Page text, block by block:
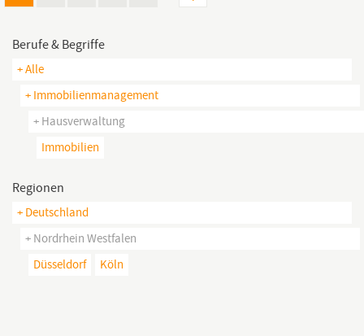
Berufe & Begriffe
+ Alle
+ Immobilienmanagement
+ Hausverwaltung
Immobilien
Regionen
+ Deutschland
+ Nordrhein Westfalen
Düsseldorf
Köln